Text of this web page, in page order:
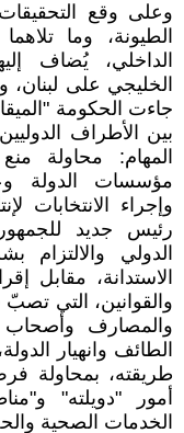
وعلى وقع التحقيقات
الطيونة، وما
الداخلي، يُضاف
الخليجي على
جاءت الحكومة
بين الأطراف
المهام: محاولة
مؤسسات الدولة
وإجراء الانتخابات
رئيس جديد
الدولي
الاستدانة، مقابل
والقوانين، التي
والمصارف
الطائف وانهيار
طريقته، بمحاولة
أمور "دويلته"
الخدمات الصحية